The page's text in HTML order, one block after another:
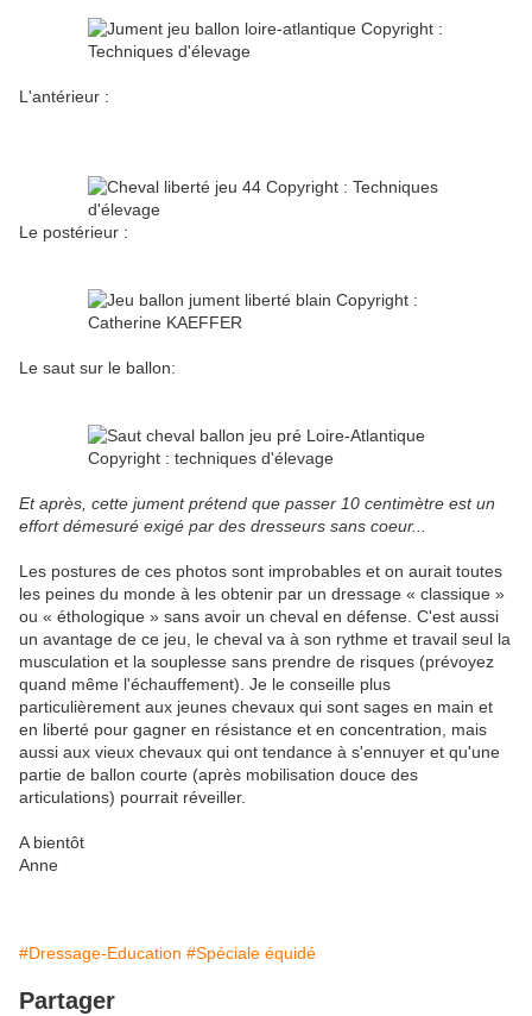
L'antérieur :
Le postérieur :
Le saut sur le ballon:
Et après, cette jument prétend que passer 10 centimètre est un
effort démesuré exigé par des dresseurs sans coeur...
Les postures de ces photos sont improbables et on aurait toutes
les peines du monde à les obtenir par un dressage « classique »
ou « éthologique » sans avoir un cheval en défense. C'est aussi
un avantage de ce jeu, le cheval va à son rythme et travail seul la
musculation et la souplesse sans prendre de risques (prévoyez
quand même l'échauffement). Je le conseille plus
particulièrement aux jeunes chevaux qui sont sages en main et
en liberté pour gagner en résistance et en concentration, mais
aussi aux vieux chevaux qui ont tendance à s'ennuyer et qu'une
partie de ballon courte (après mobilisation douce des
articulations) pourrait réveiller.
A bientôt
Anne
#Dressage-Education #Spéciale équidé
Partager